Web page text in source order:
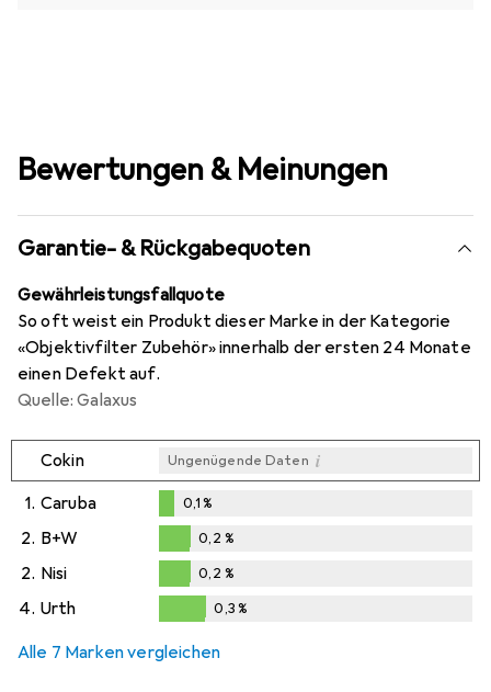
Bewertungen & Meinungen
Garantie- & Rückgabequoten
Gewährleistungsfallquote
So oft weist ein Produkt dieser Marke in der Kategorie
«Objektivfilter Zubehör» innerhalb der ersten 24 Monate
einen Defekt auf.
Quelle: Galaxus
Cokin Ungenügende Daten i
1. Caruba
%
0,1%
2. B+W
0,2%
0,2 %
2. Nisi
0,2%
0,2 %
4. Urth 0,3%
Alle 7 Marken vergleichen